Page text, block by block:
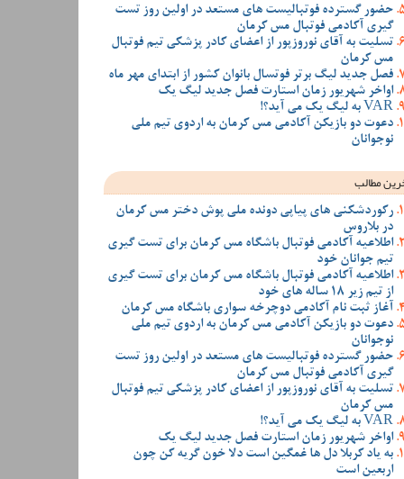
حضور گسترده فوتبالیست های مستعد در اولین روز تست
گیری آکادمی فوتبال مس کرمان
تسلیت به آقای نوروزپور از اعضای کادر پزشکی تیم فوتبال
مس کرمان
فصل جدید لیگ برتر فوتسال بانوان کشور از ابتدای مهر ماه
اواخر شهریور زمان استارت فصل جدید لیگ یک
VAR به لیگ یک می آید؟!
دعوت دو بازیکن آکادمی مس کرمان به اردوی تیم ملی
نوجوانان
مطالب
رکوردشکنی های پیاپی دونده ملی پوش دختر مس کرمان
در بلاروس
اطلاعیه آکادمی فوتبال باشگاه مس کرمان برای تست گیری
تیم جوانان خود
اطلاعیه آکادمی فوتبال باشگاه مس کرمان برای تست گیری
از تیم زیر 18 ساله های خود
آغاز ثبت نام آکادمی دوچرخه سواری باشگاه مس کرمان
دعوت دو بازیکن آکادمی مس کرمان به اردوی تیم ملی
نوجوانان
حضور گسترده فوتبالیست های مستعد در اولین روز تست
گیری آکادمی فوتبال مس کرمان
تسلیت به آقای نوروزپور از اعضای کادر پزشکی تیم فوتبال
مس کرمان
VAR به لیگ یک می آید؟!
اواخر شهریور زمان استارت فصل جدید لیگ یک
به یاد کربلا دل ها غمگین است دلا خون گریه کن چون
اربعین است